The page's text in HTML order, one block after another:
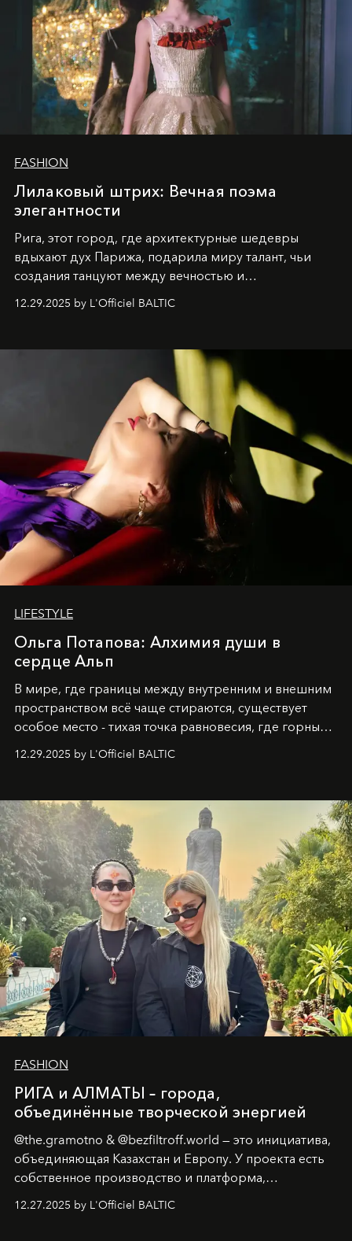
FASHION
Лилаковый штрих: Вечная поэма
элегантности
Рига, этот город, где архитектурные шедевры
вдыхают дух Парижа, подарила миру талант, чьи
создания танцуют между вечностью и
современностью.
12.29.2025 by L'Officiel BALTIC
LIFESTYLE
Ольга Потапова: Алхимия души в
сердце Альп
В мире, где границы между внутренним и внешним
пространством всё чаще стираются, существует
особое место - тихая точка равновесия, где горные
вершины Швейцарии встречаются с бездонными
глубинами человеческой души. Здесь, на стыке
Ольга Потапова - женщина, чей путь от поиска
истины превратился в искусство превращения
человеческих кризисов в возможности для
возрождения.
12.29.2025 by L'Officiel BALTIC
FASHION
РИГА и АЛМАТЫ – города,
объединённые творческой энергией
@the.gramotno & @bezfiltroff.world — это инициатива,
объединяющая Казахстан и Европу. У проекта есть
собственное производство и платформа,
предоставляющая возможности, поддержку и
решения для дизайнеров и молодых брендов.
12.27.2025 by L'Officiel BALTIC